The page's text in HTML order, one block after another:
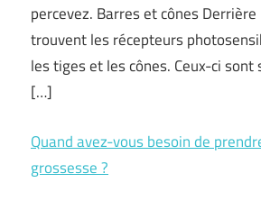
percevez. Barres et cônes Derrière
trouvent les récepteurs
les tiges et les cônes. Ceux-ci
[…]
Quand avez-vous besoin de
grossesse ?